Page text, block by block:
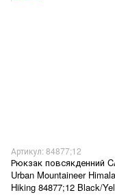
Артикул: 84877;12
Рюкзак повсякденний
Urban Mountaineer
Hiking 84877;12 Black/